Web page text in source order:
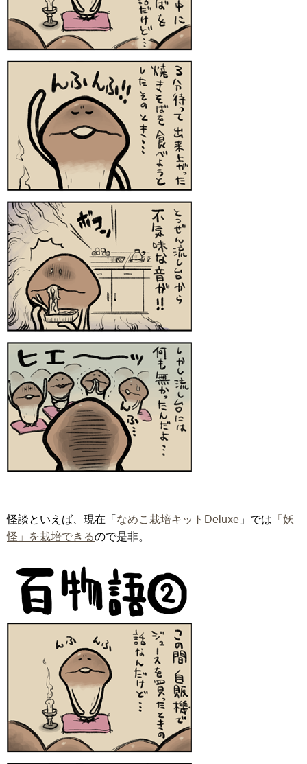
怪談といえば、現在「 なめこ栽培キットDeluxe 」では 「妖
怪」を栽培できるので是非。